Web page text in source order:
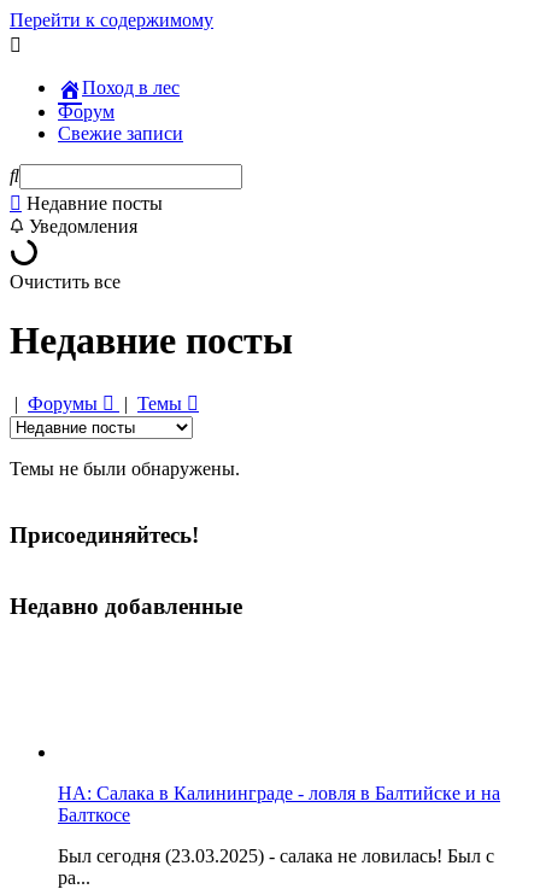
Перейти к содержимому
Поход в лес
Форум
Свежие записи
Недавние посты
Уведомления
Очистить все
Недавние посты
| Форумы | Темы
Темы не были обнаружены.
Присоединяйтесь!
Недавно добавленные
НА: Салака в Калининграде - ловля в Балтийске и на
Балткосе
Был сегодня (23.03.2025) - салака не ловилась! Был с
ра...